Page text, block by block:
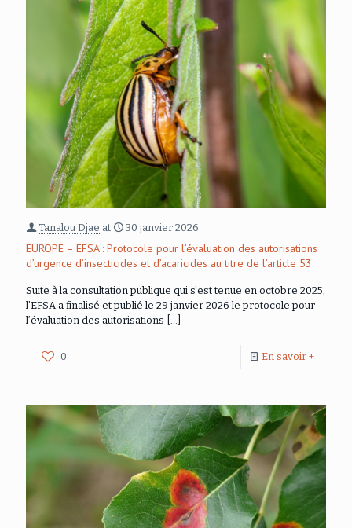
Tanalou Djae at 30 janvier 2026
EUROPE – EFSA : Protocole pour l’évaluation des autorisations
d’urgence d’insecticides et d’acaricides au titre de l’article 53
Suite à la consultation publique qui s’est tenue en octobre 2025,
l’EFSA a finalisé et publié le 29 janvier 2026 le protocole pour
l’évaluation des autorisations […]
0 En savoir +